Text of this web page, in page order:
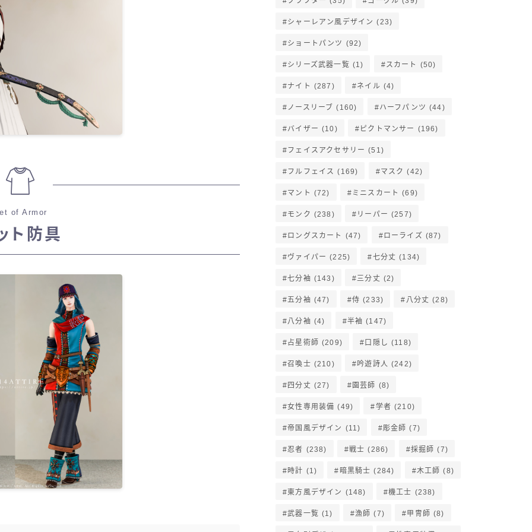
of Armor
ト防具
シャーレアン風デザイン (23)
ショートパンツ (92)
シリーズ武器一覧 (1) スカート (50)
ナイト (287) ネイル (4)
ノースリーブ (160) ハーフパンツ (44)
バイザー (10) ピクトマンサー (196)
フェイスアクセサリー (51)
フルフェイス (169) マスク (42)
マント (72) ミニスカート (69)
モンク (238) リーパー (257)
ロングスカート (47) ローライズ (87)
ヴァイパー (225) 七分丈 (134)
七分袖 (143) 三分丈 (2)
五分袖 (47) 侍 (233) 八分丈 (28)
八分袖 (4) 半袖 (147)
占星術師 (209) 口隠し (118)
召喚士 (210) 吟遊詩人 (242)
四分丈 (27) 園芸師 (8)
女性専用装備 (49) 学者 (210)
帝国風デザイン (11) 彫金師 (7)
忍者 (238) 戦士 (286) 採掘師 (7)
時計 (1) 暗黒騎士 (284) 木工師 (8)
東方風デザイン (148) 機工士 (238)
武器一覧 (1) 漁師 (7) 甲冑師 (8)